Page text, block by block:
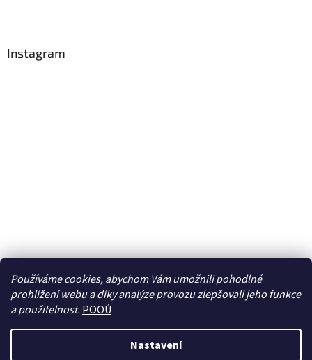
Používáme cookies, abychom Vám umožnili pohodlné
prohlížení webu a díky analýze provozu zlepšovali jeho funkce
a použitelnost. POOÚ
Nastavení
Instagram
Sledovat na Instagramu
Vytvořil Shoptet